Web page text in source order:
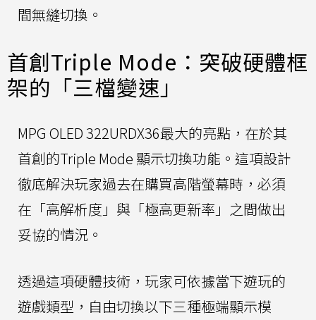
間無縫切換。
首創Triple Mode：突破硬體框
架的「三檔變速」
MPG OLED 322URDX36最大的亮點，在於其
首創的Triple Mode 顯示切換功能。這項設計
徹底解決玩家過去在購買高階螢幕時，必須
在「高解析度」與「極高更新率」之間做出
妥協的情況。
透過這項硬體技術，玩家可依據當下遊玩的
遊戲類型，自由切換以下三種極端顯示模